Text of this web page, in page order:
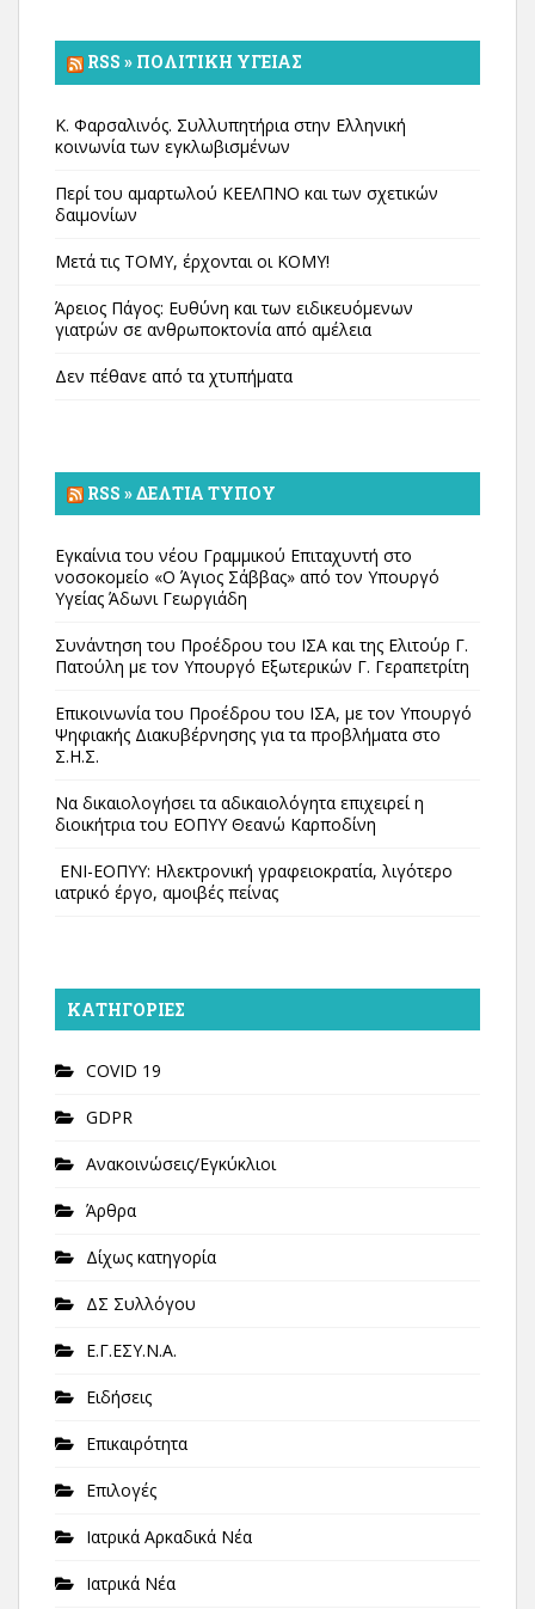
RSS » ΠΟΛΙΤΙΚΉ ΥΓΕΊΑΣ
Κ. Φαρσαλινός. Συλλυπητήρια στην Ελληνική
κοινωνία των εγκλωβισμένων
Περί του αμαρτωλού ΚΕΕΛΠΝΟ και των σχετικών
δαιμονίων
Μετά τις ΤΟΜΥ, έρχονται οι ΚΟΜΥ!
Άρειος Πάγος: Ευθύνη και των ειδικευόμενων
γιατρών σε ανθρωποκτονία από αμέλεια
Δεν πέθανε από τα χτυπήματα
RSS » ΔΕΛΤΊΑ ΤΎΠΟΥ
Εγκαίνια του νέου Γραμμικού Επιταχυντή στο
νοσοκομείο «Ο Άγιος Σάββας» από τον Υπουργό
Υγείας Άδωνι Γεωργιάδη
Συνάντηση του Προέδρου του ΙΣΑ και της Ελιτούρ Γ.
Πατούλη με τον Υπουργό Εξωτερικών Γ. Γεραπετρίτη
Επικοινωνία του Προέδρου του ΙΣΑ, με τον Υπουργό
Ψηφιακής Διακυβέρνησης για τα προβλήματα στο
Σ.Η.Σ.
Να δικαιολογήσει τα αδικαιολόγητα επιχειρεί η
διοικήτρια του ΕΟΠΥΥ Θεανώ Καρποδίνη
ΕΝΙ-ΕΟΠΥΥ: Ηλεκτρονική γραφειοκρατία, λιγότερο
ιατρικό έργο, αμοιβές πείνας
KΑΤΗΓΟΡΊΕΣ
COVID 19
GDPR
Ανακοινώσεις/Εγκύκλιοι
Άρθρα
Δίχως κατηγορία
ΔΣ Συλλόγου
Ε.Γ.ΕΣΥ.Ν.Α.
Ειδήσεις
Επικαιρότητα
Επιλογές
Ιατρικά Αρκαδικά Νέα
Ιατρικά Νέα